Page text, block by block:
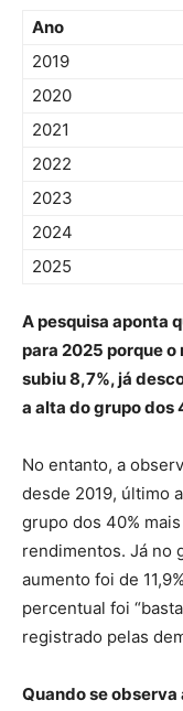
Ano
2019
2020
2021
2022
2023
2024
2025
A pesquisa aponta
para 2025 porque
subiu 8,7%, já
a alta do grupo dos
No entanto, a
desde 2019, último
grupo dos 40%
rendimentos. Já no
aumento foi de
percentual foi
registrado pelas
Quando se